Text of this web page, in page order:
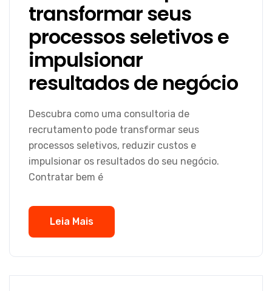
transformar seus
processos seletivos e
impulsionar
resultados de negócio
Descubra como uma consultoria de
recrutamento pode transformar seus
processos seletivos, reduzir custos e
impulsionar os resultados do seu negócio.
Contratar bem é
Leia Mais